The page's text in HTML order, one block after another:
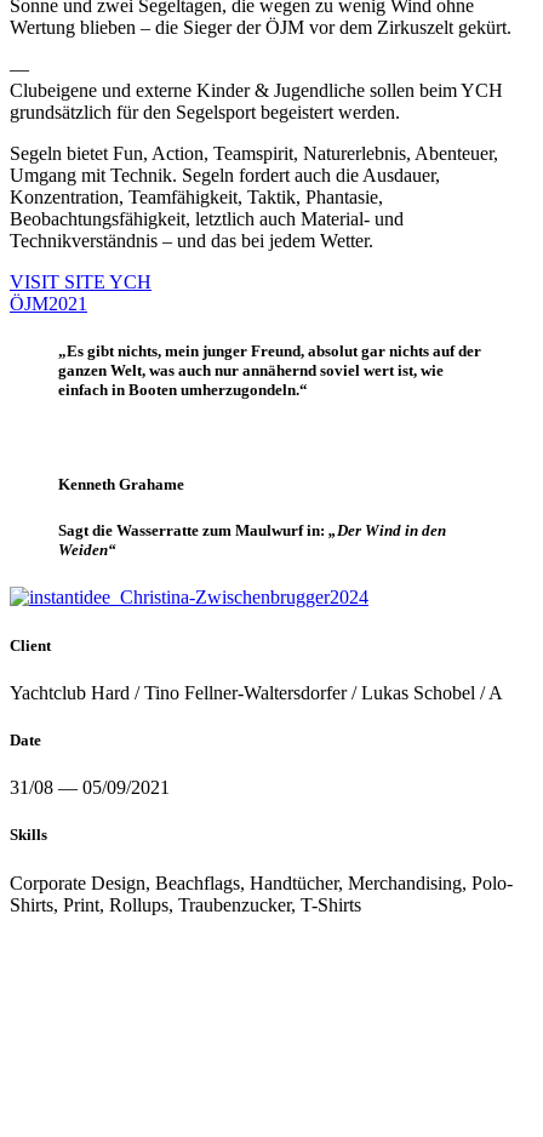
Sonne und zwei Segeltagen, die wegen zu wenig Wind ohne
Wertung blieben – die Sieger der ÖJM vor dem Zirkuszelt gekürt.
—
Clubeigene und externe Kinder & Jugendliche sollen beim YCH
grundsätzlich für den Segelsport begeistert werden.
Segeln bietet Fun, Action, Teamspirit, Naturerlebnis, Abenteuer,
Umgang mit Technik. Segeln fordert auch die Ausdauer,
Konzentration, Teamfähigkeit, Taktik, Phantasie,
Beobachtungsfähigkeit, letztlich auch Material- und
Technikverständnis – und das bei jedem Wetter.
VISIT SITE YCH
ÖJM2021
„Es gibt nichts, mein junger Freund, absolut gar nichts auf der
ganzen Welt, was auch nur annähernd soviel wert ist, wie
einfach in Booten umherzugondeln.“
Kenneth Grahame
Sagt die Wasserratte zum Maulwurf in: „Der Wind in den
Weiden“
Client
Yachtclub Hard / Tino Fellner-Waltersdorfer / Lukas Schobel / A
Date
31/08 — 05/09/2021
Skills
Corporate Design, Beachflags, Handtücher, Merchandising, Polo-
Shirts, Print, Rollups, Traubenzucker, T-Shirts